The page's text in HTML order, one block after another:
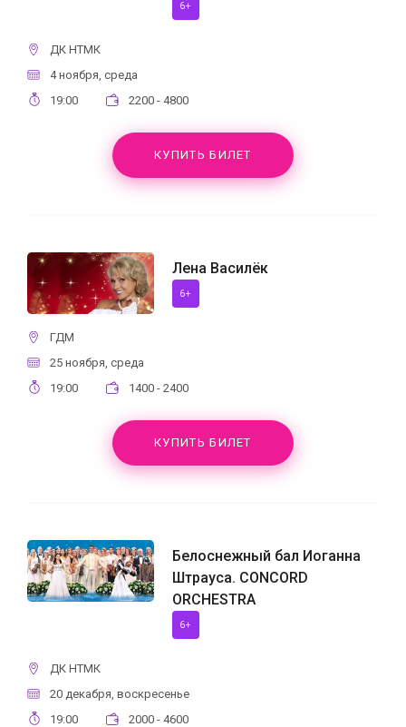
6+
ДК НТМК
4 ноября, среда
19:00
2200 - 4800
КУПИТЬ БИЛЕТ
Лена Василёк
6+
ГДМ
25 ноября, среда
19:00
1400 - 2400
КУПИТЬ БИЛЕТ
Белоснежный бал Иоганна
Штрауса. CONCORD
ORCHESTRA
6+
ДК НТМК
20 декабря, воскресенье
19:00
2000 - 4600